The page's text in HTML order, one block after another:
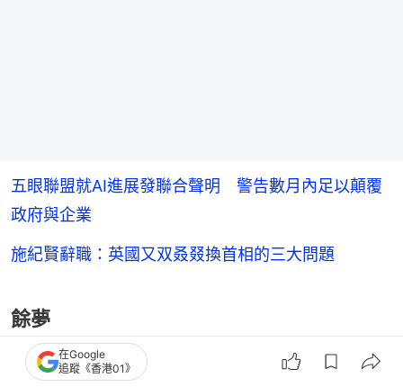
五眼聯盟就AI進展發聯合聲明 警告數月內足以顛覆
政府與企業
施紀賢辭職：英國又双叒叕換首相的三大問題
餘夢
十年一夢，英國人後悔麼？
在Google
追蹤《香港01》